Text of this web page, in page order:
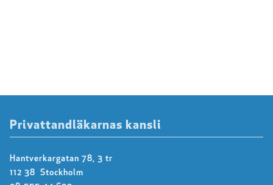
Privattandläkarnas kansli
Hantverkargatan 78, 3 tr
112 38 Stockholm